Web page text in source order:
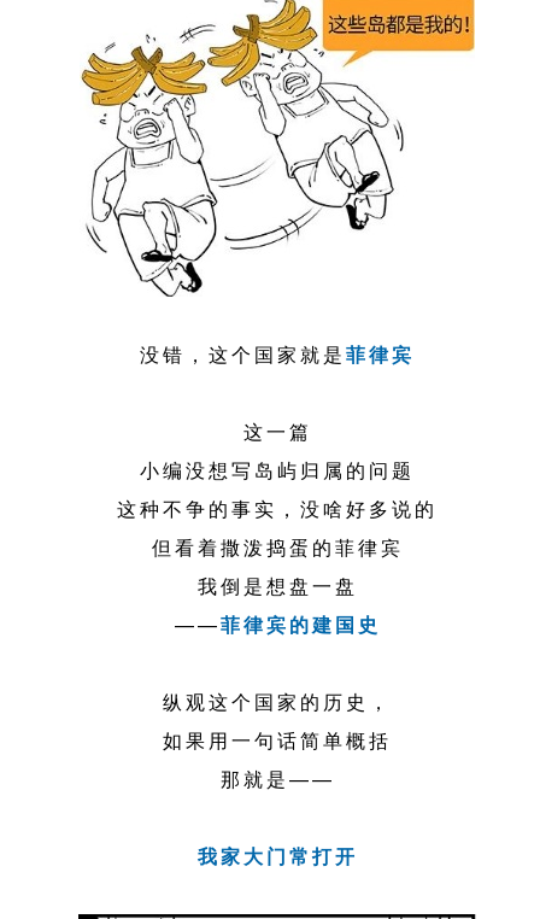
没错，这个国家就是菲律宾
这一篇
小编没想写岛屿归属的问题
这种不争的事实，没啥好多说的
但看着撒泼捣蛋的菲律宾
我倒是想盘一盘
——菲律宾的建国史
纵观这个国家的历史，
如果用一句话简单概括
那就是——
我家大门常打开